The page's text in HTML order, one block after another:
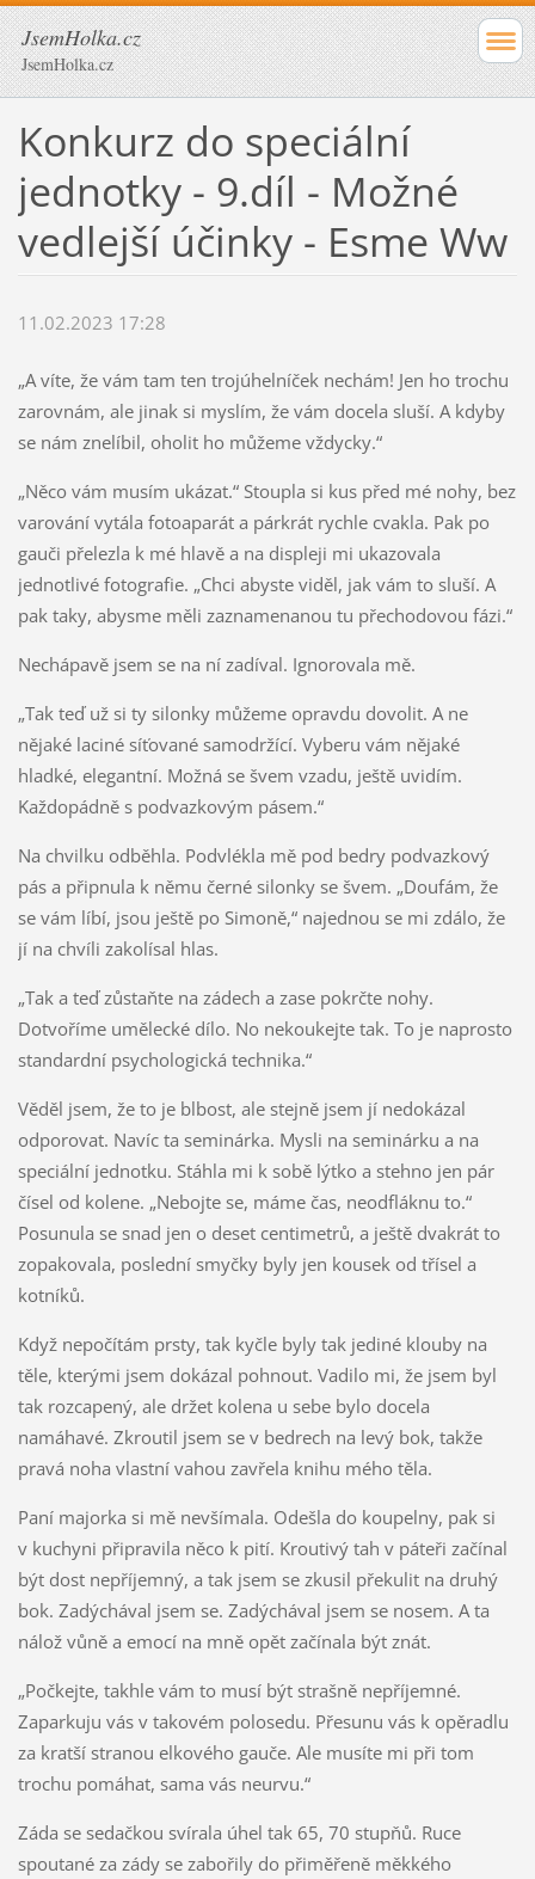
JsemHolka.cz
JsemHolka.cz
Konkurz do speciální
jednotky - 9.díl - Možné
vedlejší účinky - Esme Ww
11.02.2023 17:28
„A víte, že vám tam ten trojúhelníček nechám! Jen ho trochu
zarovnám, ale jinak si myslím, že vám docela sluší. A kdyby
se nám znelíbil, oholit ho můžeme vždycky.“
„Něco vám musím ukázat.“ Stoupla si kus před mé nohy, bez
varování vytála fotoaparát a párkrát rychle cvakla. Pak po
gauči přelezla k mé hlavě a na displeji mi ukazovala
jednotlivé fotografie. „Chci abyste viděl, jak vám to sluší. A
pak taky, abysme měli zaznamenanou tu přechodovou fázi.“
Nechápavě jsem se na ní zadíval. Ignorovala mě.
„Tak teď už si ty silonky můžeme opravdu dovolit. A ne
nějaké laciné síťované samodržící. Vyberu vám nějaké
hladké, elegantní. Možná se švem vzadu, ještě uvidím.
Každopádně s podvazkovým pásem.“
Na chvilku odběhla. Podvlékla mě pod bedry podvazkový
pás a připnula k němu černé silonky se švem. „Doufám, že
se vám líbí, jsou ještě po Simoně,“ najednou se mi zdálo, že
jí na chvíli zakolísal hlas.
„Tak a teď zůstaňte na zádech a zase pokrčte nohy.
Dotvoříme umělecké dílo. No nekoukejte tak. To je naprosto
standardní psychologická technika.“
Věděl jsem, že to je blbost, ale stejně jsem jí nedokázal
odporovat. Navíc ta seminárka. Mysli na seminárku a na
speciální jednotku. Stáhla mi k sobě lýtko a stehno jen pár
čísel od kolene. „Nebojte se, máme čas, neodfláknu to.“
Posunula se snad jen o deset centimetrů, a ještě dvakrát to
zopakovala, poslední smyčky byly jen kousek od třísel a
kotníků.
Když nepočítám prsty, tak kyčle byly tak jediné klouby na
těle, kterými jsem dokázal pohnout. Vadilo mi, že jsem byl
tak rozcapený, ale držet kolena u sebe bylo docela
namáhavé. Zkroutil jsem se v bedrech na levý bok, takže
pravá noha vlastní vahou zavřela knihu mého těla.
Paní majorka si mě nevšímala. Odešla do koupelny, pak si
v kuchyni připravila něco k pití. Kroutivý tah v páteři začínal
být dost nepříjemný, a tak jsem se zkusil překulit na druhý
bok. Zadýchával jsem se. Zadýchával jsem se nosem. A ta
nálož vůně a emocí na mně opět začínala být znát.
„Počkejte, takhle vám to musí být strašně nepříjemné.
Zaparkuju vás v takovém polosedu. Přesunu vás k opěradlu
za kratší stranou elkového gauče. Ale musíte mi při tom
trochu pomáhat, sama vás neurvu.“
Záda se sedačkou svírala úhel tak 65, 70 stupňů. Ruce
spoutané za zády se zabořily do přiměřeně měkkého